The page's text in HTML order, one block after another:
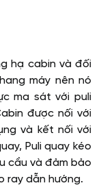
hạ cabin và đối
máy nên nó
ma sát với puli
được nối với
và kết nối với
Puli quay kéo
cầu và đảm bảo
ray dẫn hướng.